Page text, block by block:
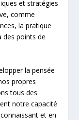
et stratégies
comme
la pratique
points de
la pensée
propres
tous des
notre capacité
et en